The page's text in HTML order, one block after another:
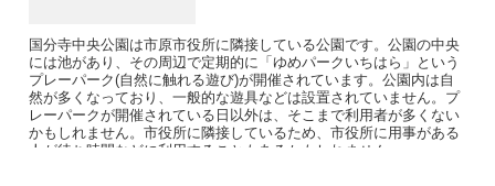
国分寺中央公園は市原市役所に隣接している公園です。公園の中央
には池があり、その周辺で定期的に「ゆめパークいちはら」という
プレーパーク(自然に触れる遊び)が開催されています。公園内は自
然が多くなっており、一般的な遊具などは設置されていません。プ
レーパークが開催されている日以外は、そこまで利用者が多くない
かもしれません。市役所に隣接しているため、市役所に用事がある
人が待ち時間などに利用することもあるかもしれません。